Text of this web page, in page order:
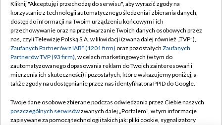
TVP
Abonament TVP
Emisja w TVP
Centrum informacji TVP
Naziemna Telewizja Cyfrowa
Rada Programowa
Regulamin TVP
Polityka prywatności
Moje zgody
Pomoc
Kontakt
Kliknij "Akceptuję i przechodzę do serwisu", aby wyrazić zgody na
korzystanie z technologii automatycznego śledzenia i zbierania danych,
dostęp do informacji na Twoim urządzeniu końcowym i ich
przechowywanie oraz na przetwarzanie Twoich danych osobowych przez
nas, czyli Telewizję Polską S.A. w likwidacji (zwaną dalej również „TVP”),
Zaufanych Partnerów z IAB* (1201 firm) oraz pozostałych Zaufanych
Partnerów TVP (93 firm), w celach marketingowych (w tym do
zautomatyzowanego dopasowania reklam do Twoich zainteresowań i
mierzenia ich skuteczności) i pozostałych, które wskazujemy poniżej, a
także zgody na udostępnianie przez nas identyfikatora PPID do Google.
Twoje dane osobowe zbierane podczas odwiedzania przez Ciebie naszych
poszczególnych serwisówzwanych dalej „Portalem”, w tym informacje
zapisywane za pomocą technologii takich jak: pliki cookie, sygnalizatory